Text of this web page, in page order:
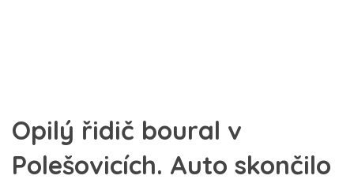
Opilý řidič boural v
Polešovicích. Auto skončilo